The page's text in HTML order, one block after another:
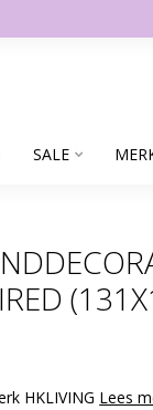
SALE
HKLIVING Lees